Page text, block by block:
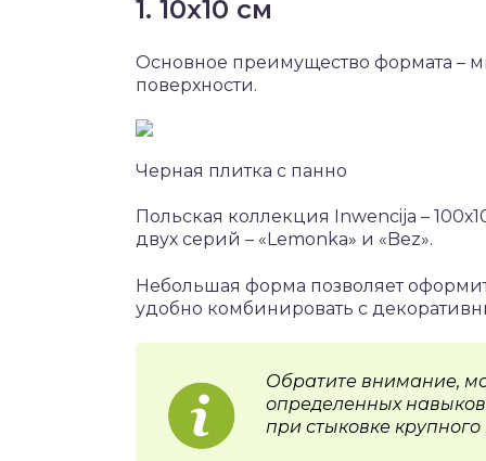
1. 10х10 см
Основное преимущество формата –
поверхности.
Черная плитка с панно
Польская коллекция Inwencija –
двух серий – «Lemonka» и «Bez».
Небольшая форма позволяет
удобно комбинировать с
Обратите внимание,
определенных
при стыковке